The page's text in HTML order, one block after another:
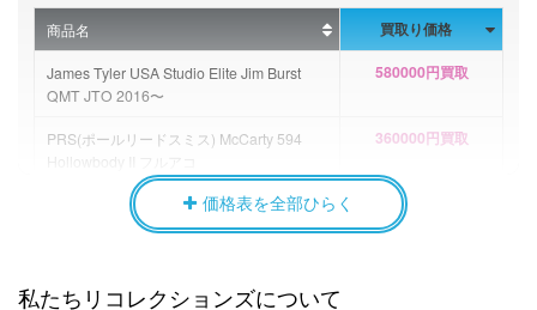
商品名 買取り価格
James Tyler USA Studio Elite Jim Burst
QMT JTO 2016〜
580000円買取
PRS(ポールリードスミス) McCarty 594
Hollowbody II フルアコ
360000円買取
Gibson(ギブソン) Custom Shop 1964 ES-
335 Reissue セミアコ
329000円買取
CUSTOM フルアコ
価格表を全部ひらく
私たちリコレクションズについて